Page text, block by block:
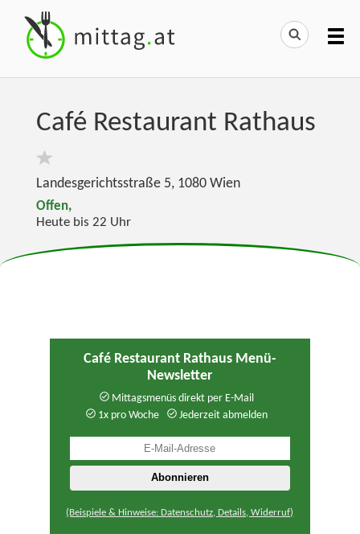
Café Restaurant Rathaus
Landesgerichtsstraße 5, 1080 Wien
Offen,
Heute bis 22 Uhr
Café Restaurant Rathaus Menü-
Newsletter
Mittagsmenüs direkt per E-Mail
1x pro Woche
Jederzeit abmelden
(Beispiele & Hinweise: Datenschutz, Details, Widerruf)